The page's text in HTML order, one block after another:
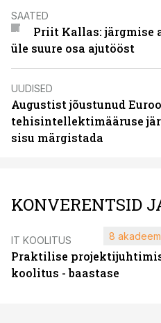
SAATED
Priit Kallas: järgmise
üle suure osa ajutööst
UUDISED
Augustist jõustunud
tehisintellektimääruse
sisu märgistada
KONVERENTSID
IT KOOLITUS
Praktilise
koolitus - baastase
8